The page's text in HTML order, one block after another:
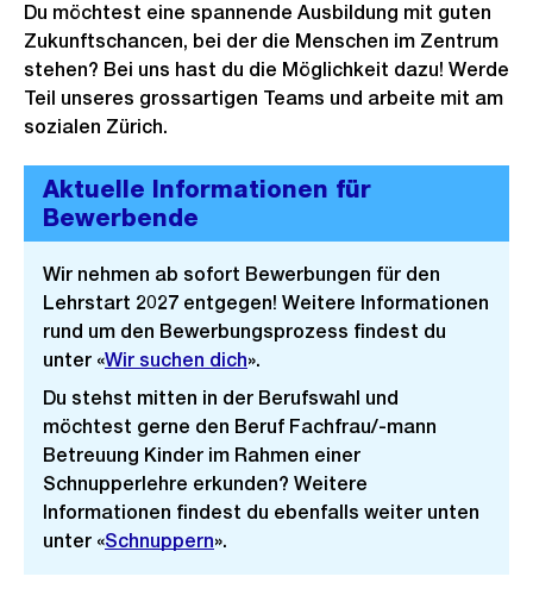
Du möchtest eine spannende Ausbildung mit guten
Zukunftschancen, bei der die Menschen im Zentrum
stehen? Bei uns hast du die Möglichkeit dazu! Werde
Teil unseres grossartigen Teams und arbeite mit am
sozialen Zürich.
Aktuelle Informationen für
Bewerbende
Wir nehmen ab sofort Bewerbungen für den
Lehrstart 2027 entgegen! Weitere Informationen
rund um den Bewerbungsprozess findest du
unter «Wir suchen dich».
Du stehst mitten in der Berufswahl und
möchtest gerne den Beruf Fachfrau/-mann
Betreuung Kinder im Rahmen einer
Schnupperlehre erkunden? Weitere
Informationen findest du ebenfalls weiter unten
unter «Schnuppern».